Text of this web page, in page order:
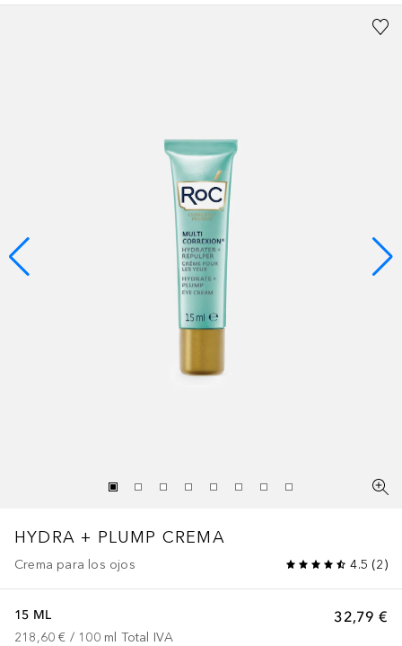
HYDRA + PLUMP CREMA
Crema para los ojos 4.5 (2)
32,79 €
15 ML
218,60 € / 100 ml Total IVA